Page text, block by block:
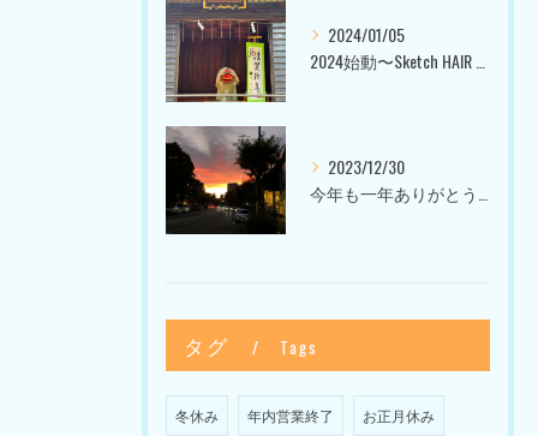
2024/01/05
2023/12/30
タグ Tags
冬休み 年内営業終了 お正月休み